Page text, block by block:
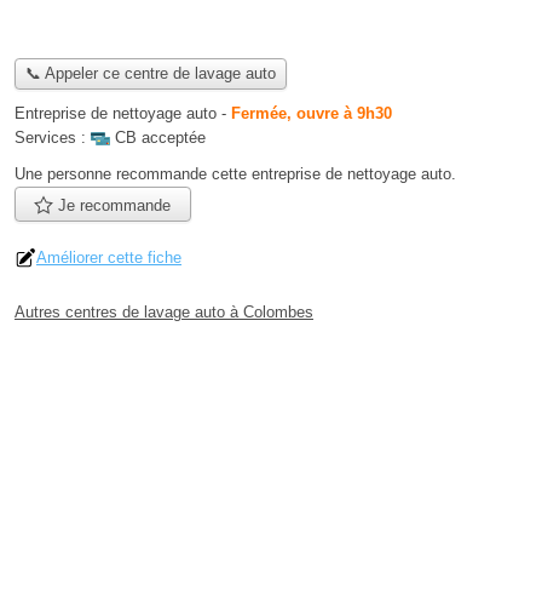
📞 Appeler ce centre de lavage auto
Entreprise de nettoyage auto - Fermée, ouvre à 9h30
Services :
CB acceptée
Une personne recommande cette entreprise de nettoyage auto.
Je recommande
Améliorer cette fiche
Autres centres de lavage auto à Colombes